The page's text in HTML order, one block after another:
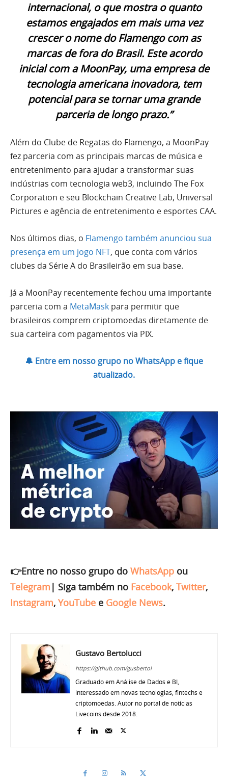
internacional, o que mostra o quanto
estamos engajados em mais uma vez
crescer o nome do Flamengo com as
marcas de fora do Brasil. Este acordo
inicial com a MoonPay, uma empresa de
tecnologia americana inovadora, tem
potencial para se tornar uma grande
parceria de longo prazo.”
Além do Clube de Regatas do Flamengo, a MoonPay
fez parceria com as principais marcas de música e
entretenimento para ajudar a transformar suas
indústrias com tecnologia web3, incluindo The Fox
Corporation e seu Blockchain Creative Lab, Universal
Pictures e agência de entretenimento e esportes CAA.
Nos últimos dias, o Flamengo também anunciou sua
presença em um jogo NFT, que conta com vários
clubes da Série A do Brasileirão em sua base.
Já a MoonPay recentemente fechou uma importante
parceria com a MetaMask para permitir que
brasileiros comprem criptomoedas diretamente de
sua carteira com pagamentos via PIX.
🔔 Entre em nosso grupo no WhatsApp e fique
atualizado.
👉Entre no nosso grupo do WhatsApp ou
Telegram | Siga também no Facebook, Twitter,
Instagram, YouTube e Google News.
Gustavo Bertolucci
https://github.com/gusbertol
Graduado em Análise de Dados e BI,
interessado em novas tecnologias, fintechs e
criptomoedas. Autor no portal de notícias
Livecoins desde 2018.